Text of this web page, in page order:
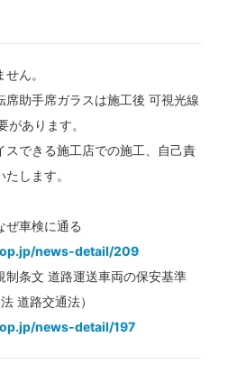
ん。
席助手席ガラスは施工後 可視光線
あります。
スできる施工店での施工、自己責
します。
ぜ車検に通る
news-detail/209
制条文 道路運送車両の保安基準
道路交通法）
news-detail/197